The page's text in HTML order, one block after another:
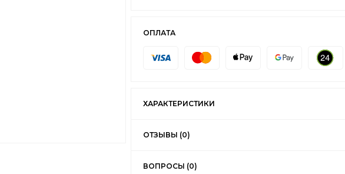
ОПЛАТА
ХАРАКТЕРИСТИКИ
ОТЗЫВЫ (0)
ВОПРОСЫ (0)